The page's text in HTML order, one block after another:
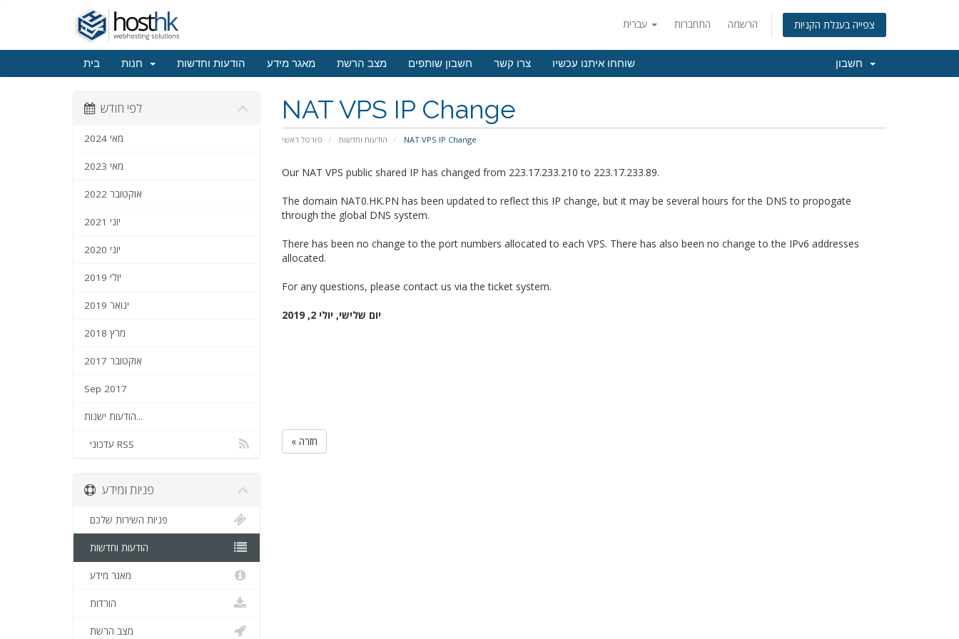
התחברות הרשמה צפייה בעגלת הקניות
בית הודעות וחדשות מאגר מידע מצב הרשת חשבון שותפים צרו קשר שוחחו איתנו עכשיו
NAT VPS IP Change
פורטל ראשי הודעות וחדשות NAT VPS IP Change
לפי חודש
מאי 2024
מאי 2023
אוקטובר 2022
יוני 2021
יוני 2020
יולי 2019
ינואר 2019
מרץ 2018
אוקטובר 2017
Sep 2017
הודעות ישנות...
עדכוני RSS
Our NAT VPS public shared IP has changed from 223.17.233.210 to 223.17.233.89.
The domain NAT0.HK.PN has been updated to reflect this IP change, but it may be several hours for the DNS to propogate
through the global DNS system.
There has been no change to the port numbers allocated to each VPS. There has also been no change to the IPv6 addresses
allocated.
For any questions, please contact us via the ticket system.
יום שלישי, יולי 2, 2019
« חזרה
פניות ומידע
פניות השירות שלכם
הודעות וחדשות
מאגר מידע
הורדות
מצב הרשת